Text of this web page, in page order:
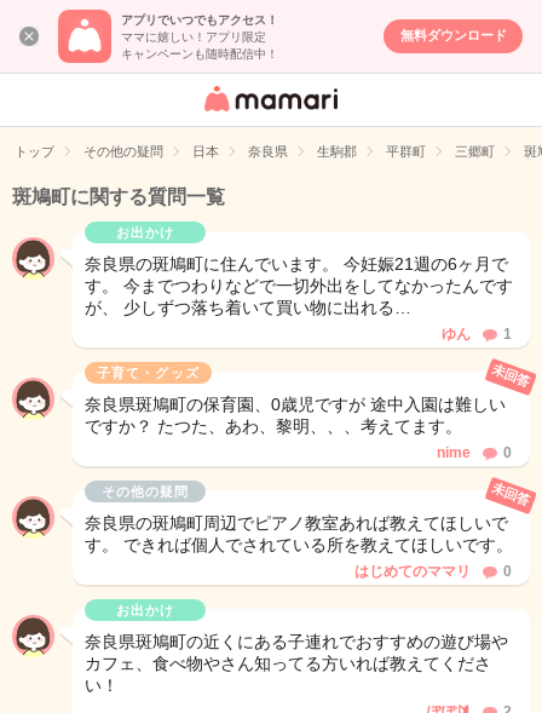
アプリでいつでもアクセス！
ママに嬉しい！アプリ限定
キャンペーンも随時配信中！
無料ダウンロード
女性専用匿名QA
イト
トップ その他の疑問 日本 奈良県 生駒郡 平群町 三郷町 斑
斑鳩町に関する質問一覧
お出かけ
奈良県の斑鳩町に住んでいます。 今妊娠21週の6ヶ月で
す。 今までつわりなどで一切外出をしてなかったんです
が、 少しずつ落ち着いて買い物に出れる…
ゆん 1
子育て・グッズ
奈良県斑鳩町の保育園、0歳児ですが 途中入園は難しい
ですか？ たつた、あわ、黎明、、、考えてます。
未回答
nime 0
その他の疑問
奈良県の斑鳩町周辺でピアノ教室あれば教えてほしいで
す。 できれば個人でされている所を教えてほしいです。
未回答
はじめてのママリ 0
お出かけ
奈良県斑鳩町の近くにある子連れでおすすめの遊び場や
カフェ、食べ物やさん知ってる方いれば教えてくださ
い！